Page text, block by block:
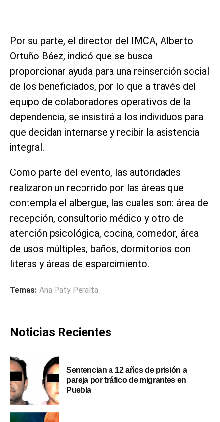
Por su parte, el director del IMCA, Alberto
Ortuño Báez, indicó que se busca
proporcionar ayuda para una reinserción social
de los beneficiados, por lo que a través del
equipo de colaboradores operativos de la
dependencia, se insistirá a los individuos para
que decidan internarse y recibir la asistencia
integral.
Como parte del evento, las autoridades
realizaron un recorrido por las áreas que
contempla el albergue, las cuales son: área de
recepción, consultorio médico y otro de
atención psicológica, cocina, comedor, área
de usos múltiples, baños, dormitorios con
literas y áreas de esparcimiento.
Temas: Ana Paty Peralta
Noticias Recientes
Sentencian a 12 años de prisión a
pareja por tráfico de migrantes en
Puebla